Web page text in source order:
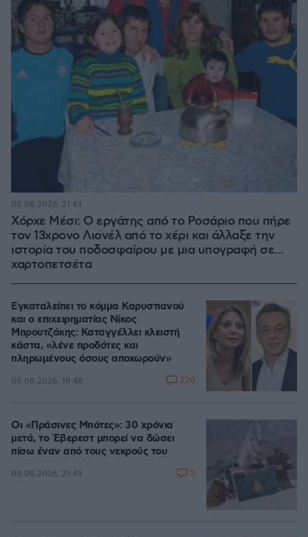
Χόρχε Μέσι: Ο εργάτης από το Ροσάριο που πήρε
τον 13χρονο Λιονέλ από το χέρι και άλλαξε την
ιστορία του ποδοσφαίρου με μια υπογραφή σε...
χαρτοπετσέτα
08.08.2026, 21:43
Εγκαταλείπει το κόμμα Καρυστιανού
και ο επιχειρηματίας Νίκος
Μπρουτζάκης: Καταγγέλλει κλειστή
κάστα, «λένε προδότες και
πληρωμένους όσους αποχωρούν»
08.08.2026, 18:48 220
Οι «Πράσινες Μπότες»: 30 χρόνια
μετά, το Έβερεστ μπορεί να δώσει
πίσω έναν από τους νεκρούς του
08.08.2026, 21:49 3